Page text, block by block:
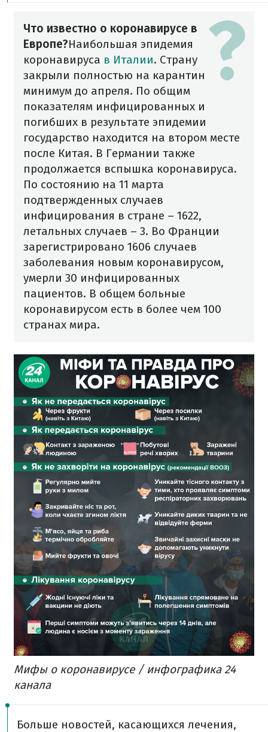
Что известно о коронавирусе в
Европе?Наибольшая эпидемия
коронавируса в Италии. Страну
закрыли полностью на карантин
минимум до апреля. По общим
показателям инфицированных и
погибших в результате эпидемии
государство находится на втором месте
после Китая. В Германии также
продолжается вспышка коронавируса.
По состоянию на 11 марта
подтвержденных случаев
инфицирования в стране – 1622,
летальных случаев – 3. Во Франции
зарегистрировано 1606 случаев
заболевания новым коронавирусом,
умерли 30 инфицированных
пациентов. В общем больные
коронавирусом есть в более чем 100
странах мира.
Мифы о коронавирусе / инфографика 24
канала
Больше новостей, касающихся лечения,